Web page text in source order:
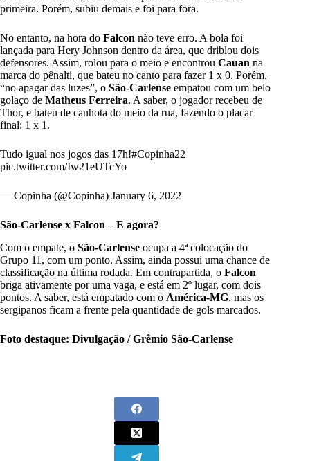
primeira. Porém, subiu demais e foi para fora.
No entanto, na hora do Falcon não teve erro. A bola foi
lançada para Hery Johnson dentro da área, que driblou dois
defensores. Assim, rolou para o meio e encontrou Cauan na
marca do pênalti, que bateu no canto para fazer 1 x 0. Porém,
“no apagar das luzes”, o São-Carlense empatou com um belo
golaço de Matheus Ferreira. A saber, o jogador recebeu de
Thor, e bateu de canhota do meio da rua, fazendo o placar
final: 1 x 1.
Tudo igual nos jogos das 17h!#Copinha22
pic.twitter.com/Iw21eUTcYo
— Copinha (@Copinha) January 6, 2022
São-Carlense x Falcon – E agora?
Com o empate, o São-Carlense ocupa a 4ª colocação do
Grupo 11, com um ponto. Assim, ainda possui uma chance de
classificação na última rodada. Em contrapartida, o Falcon
briga ativamente por uma vaga, e está em 2º lugar, com dois
pontos. A saber, está empatado com o América-MG, mas os
sergipanos ficam a frente pela quantidade de gols marcados.
Foto destaque: Divulgação / Grêmio São-Carlense